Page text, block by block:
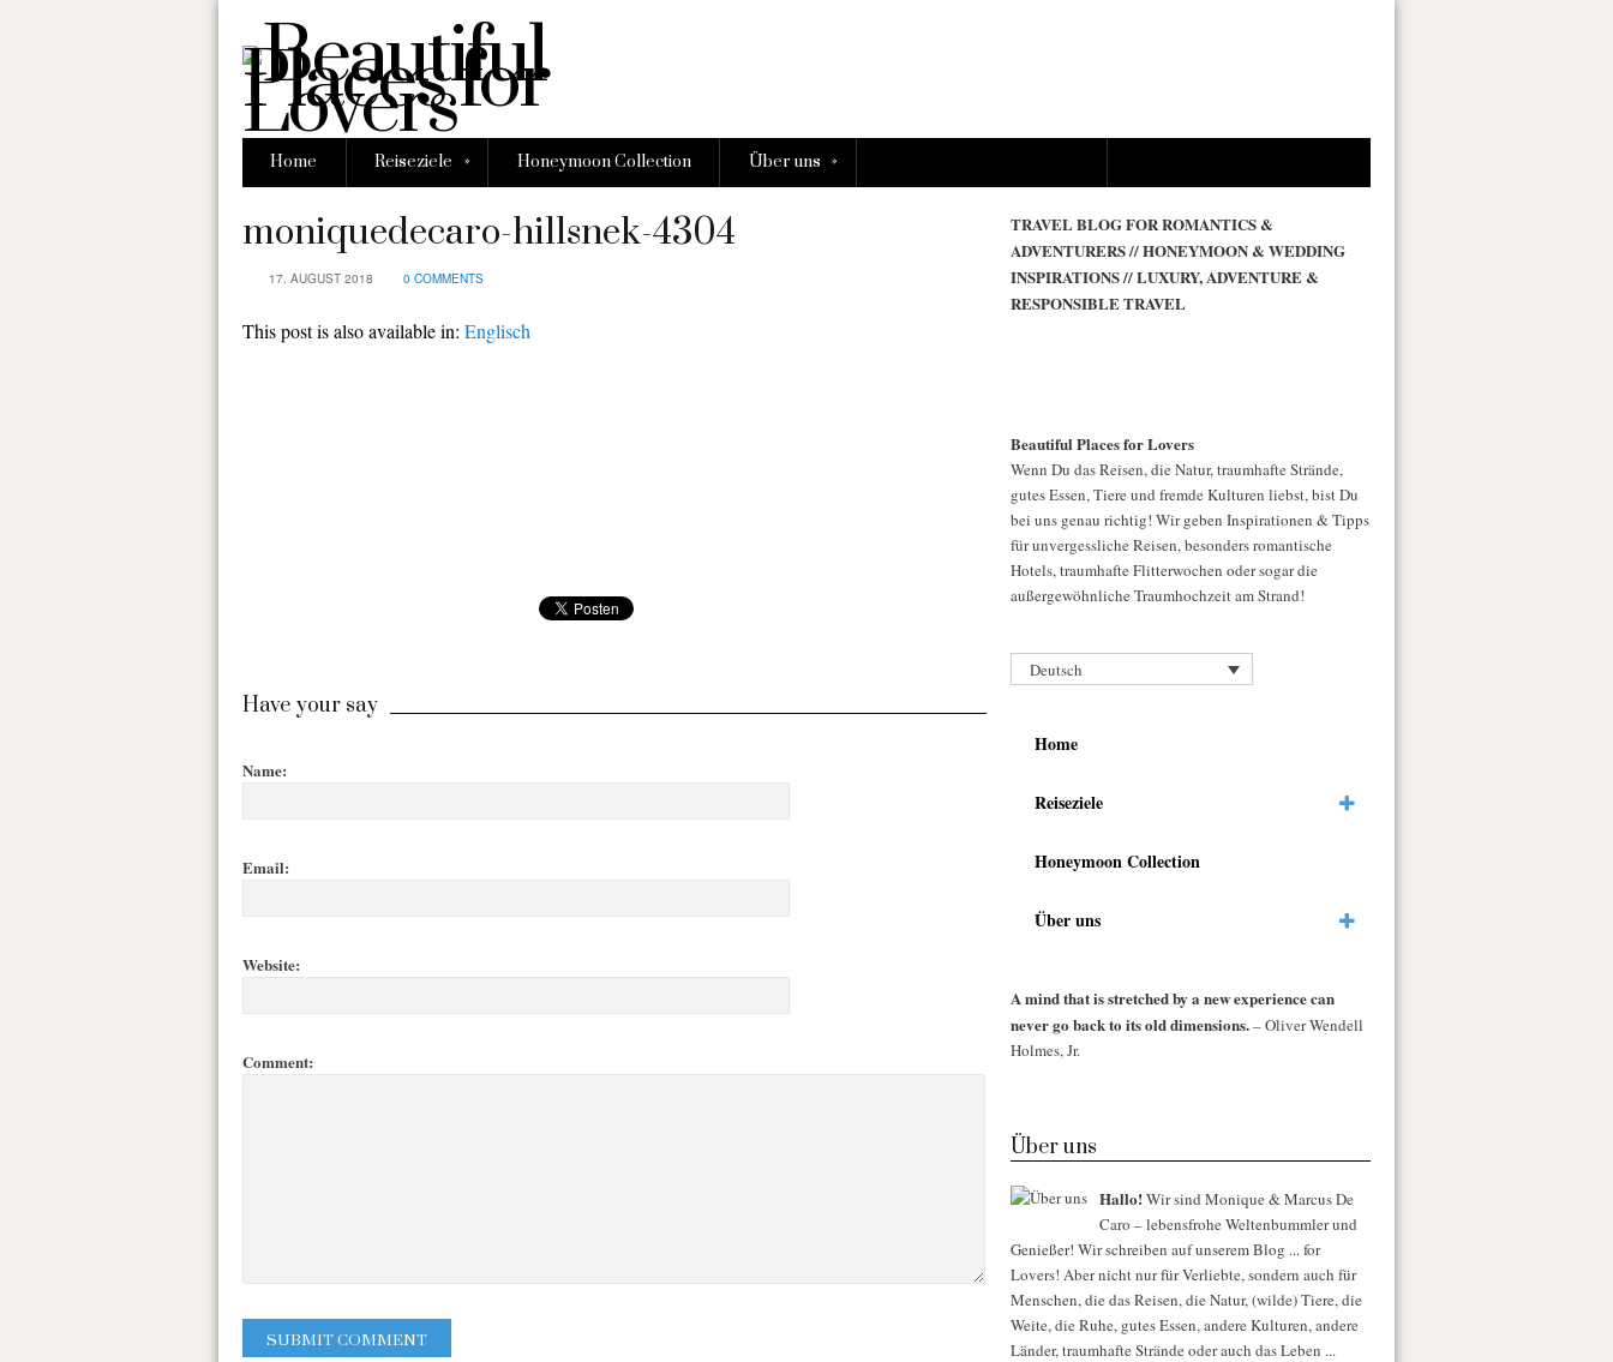
Home Reiseziele » Honeymoon Collection Über uns »
moniquedecaro-hillsnek-4304
17. AUGUST 2018 0 COMMENTS
This post is also available in: Englisch
Have your say
Name:
Email:
Website:
Comment:
TRAVEL BLOG FOR ROMANTICS &
ADVENTURERS // HONEYMOON & WEDDING
INSPIRATIONS // LUXURY, ADVENTURE &
RESPONSIBLE TRAVEL
Beautiful Places for Lovers
Wenn Du das Reisen, die Natur, traumhafte Strände,
gutes Essen, Tiere und fremde Kulturen liebst, bist Du
bei uns genau richtig! Wir geben Inspirationen & Tipps
für unvergessliche Reisen, besonders romantische
Hotels, traumhafte Flitterwochen oder sogar die
außergewöhnliche Traumhochzeit am Strand!
Deutsch
Home
Reiseziele
Honeymoon Collection
Über uns
A mind that is stretched by a new experience can
never go back to its old dimensions.– Oliver Wendell
Holmes, Jr.
Über uns
Hallo!Wir sind Monique & Marcus De
Caro – lebensfrohe Weltenbummler und
Genießer! Wir schreiben auf unserem Blog ... for
Lovers! Aber nicht nur für Verliebte, sondern auch für
Menschen, die das Reisen, die Natur, (wilde) Tiere, die
Weite, die Ruhe, gutes Essen, andere Kulturen, andere
Länder, traumhafte Strände oder auch das Leben ...